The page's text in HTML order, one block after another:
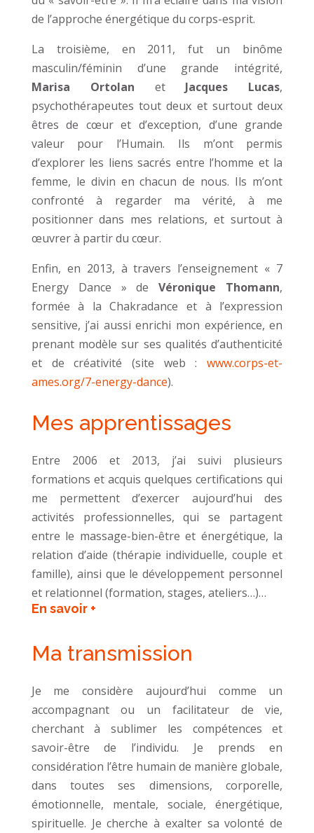
de l’approche énergétique du corps-esprit.
La troisième, en 2011, fut un binôme
masculin/féminin d’une grande intégrité,
Marisa Ortolan et Jacques Lucas,
psychothérapeutes tout deux et surtout deux
êtres de cœur et d’exception, d’une grande
valeur pour l’Humain. Ils m’ont permis
d’explorer les liens sacrés entre l’homme et la
femme, le divin en chacun de nous. Ils m’ont
confronté à regarder ma vérité, à me
positionner dans mes relations, et surtout à
œuvrer à partir du cœur.
Enfin, en 2013, à travers l’enseignement « 7
Energy Dance » deVéronique Thomann,
formée à la Chakradance et à l’expression
sensitive, j’ai aussi enrichi mon expérience, en
prenant modèle sur ses qualités d’authenticité
et de créativité (site web :www.corps-et-
ames.org/7-energy-dance).
Mes apprentissages
Entre 2006 et 2013, j’ai suivi plusieurs
formations et acquis quelques certifications qui
me permettent d’exercer aujourd’hui des
activités professionnelles, qui se partagent
entre le massage-bien-être et énergétique, la
relation d’aide (thérapie individuelle, couple et
famille), ainsi que le développement personnel
et relationnel (formation, stages, ateliers…)…
En savoir +
Ma transmission
Je me considère aujourd’hui comme un
accompagnant ou un facilitateur de vie,
cherchant à sublimer les compétences et
savoir-être de l’individu. Je prends en
considération l’être humain de manière globale,
dans toutes ses dimensions, corporelle,
émotionnelle, mentale, sociale, énergétique,
spirituelle. Je cherche à exalter sa volonté de